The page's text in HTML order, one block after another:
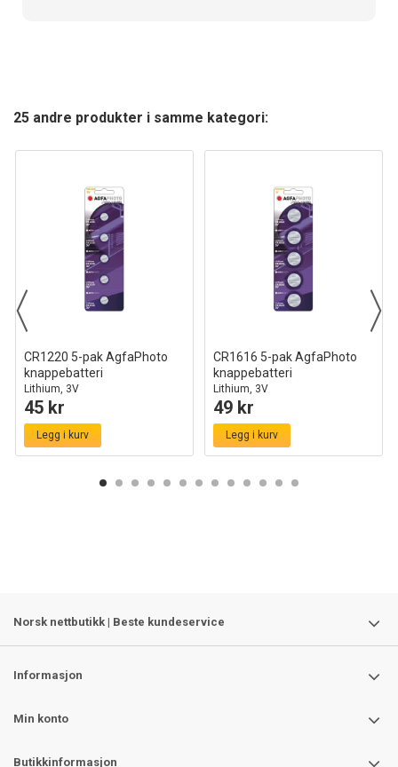
25 andre produkter i samme kategori:
CR1220 5-pak AgfaPhoto
knappebatteri
Lithium, 3V
45 kr
Legg i kurv
CR1616 5-pak AgfaPhoto
knappebatteri
Lithium, 3V
49 kr
Legg i kurv
Norsk nettbutikk | Beste kundeservice
Informasjon
Min konto
Butikkinformasjon